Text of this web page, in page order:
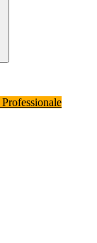
Professionale